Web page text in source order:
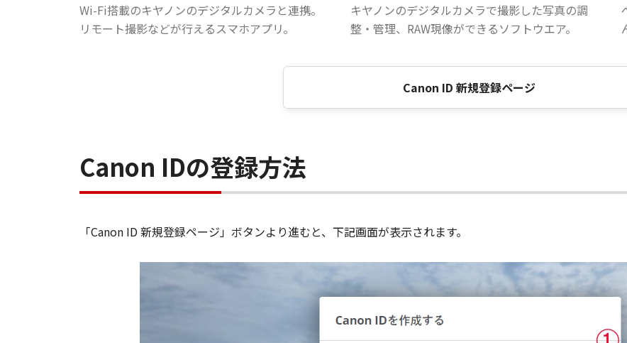
Wi-Fi搭載のキヤノンのデジタルカメラと連携。
リモート撮影などが行えるスマホアプリ。
キヤノンのデジタルカメラで撮影した写真の調
整・管理、RAW現像ができるソフトウエア。
Canon ID 新規登録ページ
Canon IDの登録方法
「Canon ID 新規登録ページ」ボタンより進むと、下記画面が表示されます。